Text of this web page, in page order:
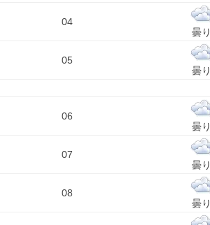
04
曇り
05
曇り
06
曇り
07
曇り
08
曇り